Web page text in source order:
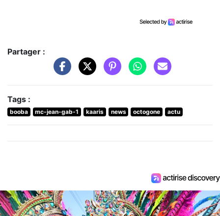
Partager :
Tags :
booba mc-jean-gab-1 kaaris news octogone actu